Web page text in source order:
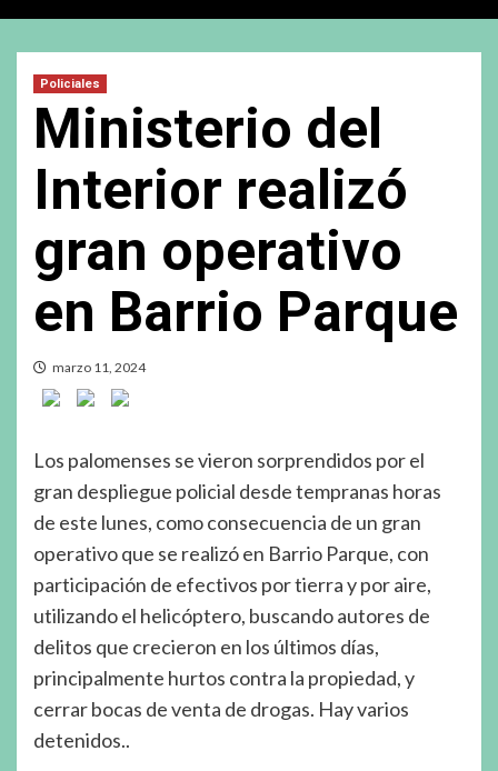
Policiales
Ministerio del
Interior realizó
gran operativo
en Barrio Parque
marzo 11, 2024
Los palomenses se vieron sorprendidos por el
gran despliegue policial desde tempranas horas
de este lunes, como consecuencia de un gran
operativo que se realizó en Barrio Parque, con
participación de efectivos por tierra y por aire,
utilizando el helicóptero, buscando autores de
delitos que crecieron en los últimos días,
principalmente hurtos contra la propiedad, y
cerrar bocas de venta de drogas. Hay varios
detenidos..